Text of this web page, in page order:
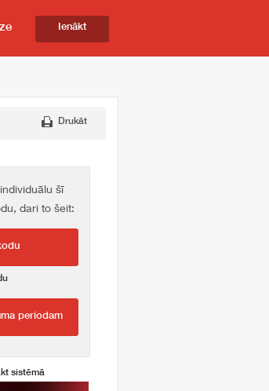
Ienākt
Drukāt
šī
dari to šeit:
periodam
sistēmā